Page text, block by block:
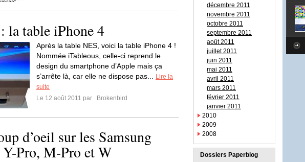
la table iPhone 4
Après la table NES, voici la table iPhone 4 !
Nommée iTableous, celle-ci reprend le
design du smartphone d’Apple mais ça
s’arrête là, car elle ne dispose pas...
Lire la
suite
Le 12 août 2011 par
Brokenbird
d’oeil sur les Samsung
Pro, M-Pro et W
décembre 2011
novembre 2011
octobre 2011
septembre 2011
août 2011
juillet 2011
juin 2011
mai 2011
avril 2011
mars 2011
février 2011
janvier 2011
2010
2009
2008
Dossiers Paperblog